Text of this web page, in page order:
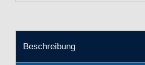
Beschreibung